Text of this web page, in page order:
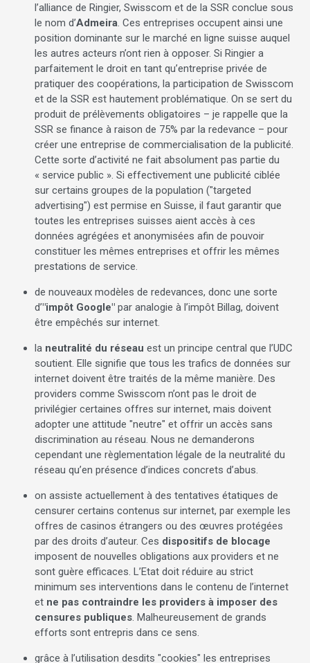
l’alliance de Ringier, Swisscom et de la SSR conclue sous
le nom d’Admeira . Ces entreprises occupent ainsi une
position dominante sur le marché en ligne suisse auquel
les autres acteurs n’ont rien à opposer. Si Ringier a
parfaitement le droit en tant qu’entreprise privée de
pratiquer des coopérations, la participation de Swisscom
et de la SSR est hautement problématique. On se sert du
produit de prélèvements obligatoires – je rappelle que la
SSR se finance à raison de 75% par la redevance – pour
créer une entreprise de commercialisation de la publicité.
Cette sorte d’activité ne fait absolument pas partie du
« service public ». Si effectivement une publicité ciblée
sur certains groupes de la population ("targeted
advertising") est permise en Suisse, il faut garantir que
toutes les entreprises suisses aient accès à ces
données agrégées et anonymisées afin de pouvoir
constituer les mêmes entreprises et offrir les mêmes
prestations de service.
de nouveaux modèles de redevances, donc une sorte
d’"impôt Google" par analogie à l’impôt Billag, doivent
être empêchés sur internet.
la neutralité du réseau est un principe central que l’UDC
soutient. Elle signifie que tous les trafics de données sur
internet doivent être traités de la même manière. Des
providers comme Swisscom n’ont pas le droit de
privilégier certaines offres sur internet, mais doivent
adopter une attitude "neutre" et offrir un accès sans
discrimination au réseau. Nous ne demanderons
cependant une règlementation légale de la neutralité du
réseau qu’en présence d’indices concrets d’abus.
on assiste actuellement à des tentatives étatiques de
censurer certains contenus sur internet, par exemple les
offres de casinos étrangers ou des œuvres protégées
par des droits d’auteur. Ces dispositifs de blocage
imposent de nouvelles obligations aux providers et ne
sont guère efficaces. L’Etat doit réduire au strict
minimum ses interventions dans le contenu de l’internet
et ne pas contraindre les providers à imposer des
censures publiques . Malheureusement de grands
efforts sont entrepris dans ce sens.
grâce à l’utilisation desdits "cookies" les entreprises